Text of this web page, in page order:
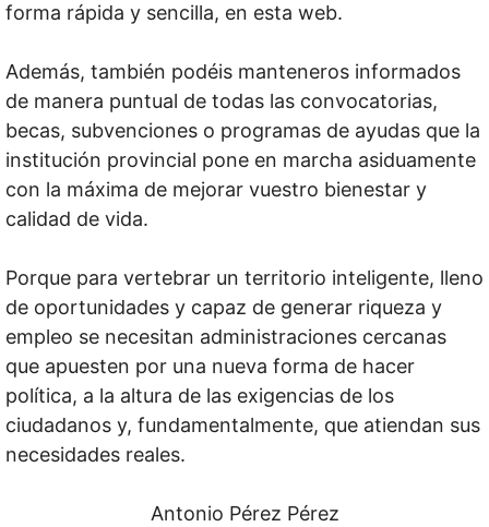
forma rápida y sencilla, en esta web.
Además, también podéis manteneros informados
de manera puntual de todas las convocatorias,
becas, subvenciones o programas de ayudas que la
institución provincial pone en marcha asiduamente
con la máxima de mejorar vuestro bienestar y
calidad de vida.
Porque para vertebrar un territorio inteligente, lleno
de oportunidades y capaz de generar riqueza y
empleo se necesitan administraciones cercanas
que apuesten por una nueva forma de hacer
política, a la altura de las exigencias de los
ciudadanos y, fundamentalmente, que atiendan sus
necesidades reales.
Antonio Pérez Pérez